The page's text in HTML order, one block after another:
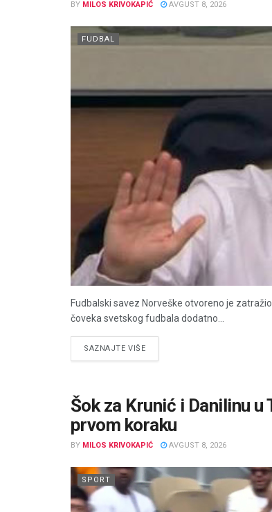
BY MILOS KRIVOKAPIĆ AVGUST 8, 2026
FUDBAL
Fudbalski savez Norveške otvoreno je
čoveka svetskog fudbala dodatno...
SAZNAJTE VIŠEDETAILS
Šok za Krunić i Danilinu
prvom koraku
BY MILOS KRIVOKAPIĆ AVGUST 8, 2026
SPORT